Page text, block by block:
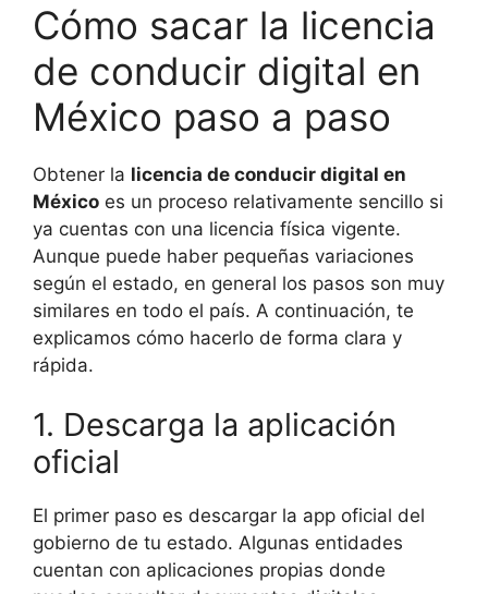
Cómo sacar la licencia
de conducir digital en
México paso a paso
Obtener la licencia de conducir digital en
México es un proceso relativamente sencillo si
ya cuentas con una licencia física vigente.
Aunque puede haber pequeñas variaciones
según el estado, en general los pasos son muy
similares en todo el país. A continuación, te
explicamos cómo hacerlo de forma clara y
rápida.
1. Descarga la aplicación
oficial
El primer paso es descargar la app oficial del
gobierno de tu estado. Algunas entidades
cuentan con aplicaciones propias donde